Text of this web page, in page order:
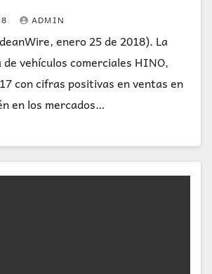
ADMIN
enero 25 de 2018). La
vehículos comerciales HINO,
con cifras positivas en ventas en
en los mercados…